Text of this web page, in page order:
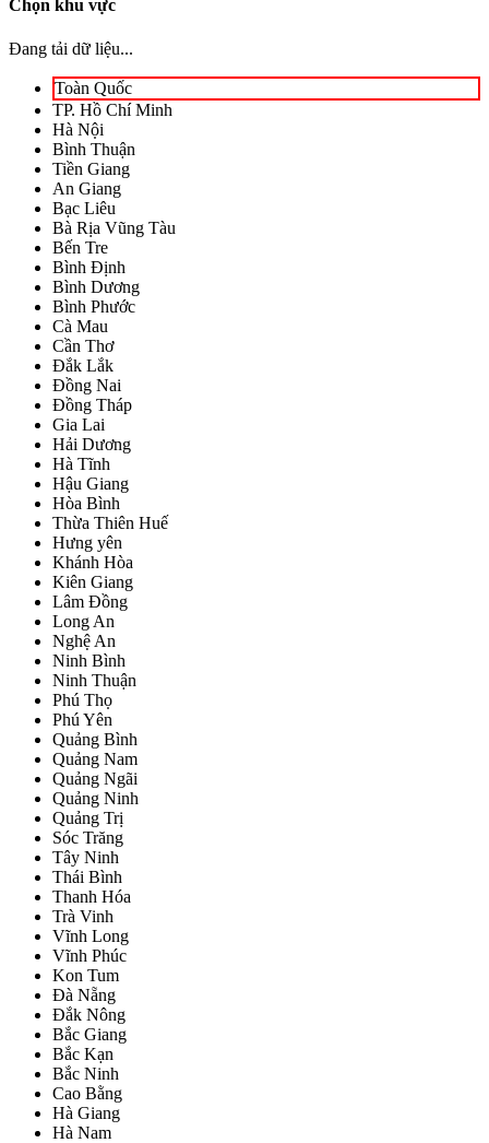
Chọn khu vực
Đang tải dữ liệu...
Toàn Quốc
TP. Hồ Chí Minh
Hà Nội
Bình Thuận
Tiền Giang
An Giang
Bạc Liêu
Bà Rịa Vũng Tàu
Bến Tre
Bình Định
Bình Dương
Bình Phước
Cà Mau
Cần Thơ
Đắk Lắk
Đồng Nai
Đồng Tháp
Gia Lai
Hải Dương
Hà Tĩnh
Hậu Giang
Hòa Bình
Thừa Thiên Huế
Hưng yên
Khánh Hòa
Kiên Giang
Lâm Đồng
Long An
Nghệ An
Ninh Bình
Ninh Thuận
Phú Thọ
Phú Yên
Quảng Bình
Quảng Nam
Quảng Ngãi
Quảng Ninh
Quảng Trị
Sóc Trăng
Tây Ninh
Thái Bình
Thanh Hóa
Trà Vinh
Vĩnh Long
Vĩnh Phúc
Kon Tum
Đà Nẵng
Đắk Nông
Bắc Giang
Bắc Kạn
Bắc Ninh
Cao Bằng
Hà Giang
Hà Nam